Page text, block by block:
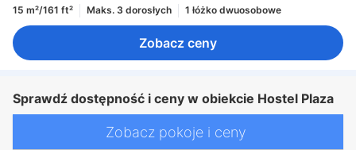
15 m²/161 ft² Maks. 3 dorosłych 1 łóżko dwuosobowe
Zobacz ceny
Sprawdź dostępność i ceny w obiekcie Hostel Plaza
Zobacz pokoje i ceny